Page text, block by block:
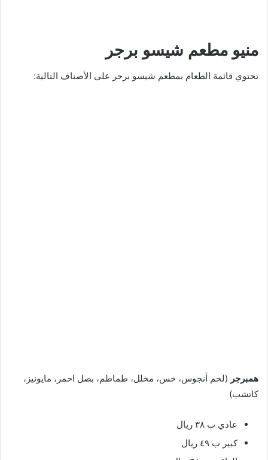
منيو مطعم شيسو برجر
تحتوي قائمة الطعام بمطعم شيسو برجر على الأصناف التالية:
همبرجر (لحم أنجوس، خس، مخلل، طماطم، بصل احمر، مايونيز،
كاتشب)
عادي ب ٣٨ ريال
كبير ب ٤٩ ريال